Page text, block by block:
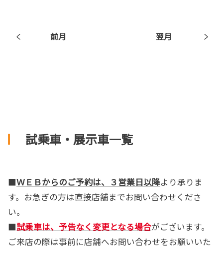
前月 翌月
試乗車・展示車一覧
■ＷＥＢからのご予約は、３営業日以降より承りま
す。お急ぎの方は直接店舗までお問い合わせくださ
い。
■試乗車は、予告なく変更となる場合がございます。
ご来店の際は事前に店舗へお問い合わせをお願いいた